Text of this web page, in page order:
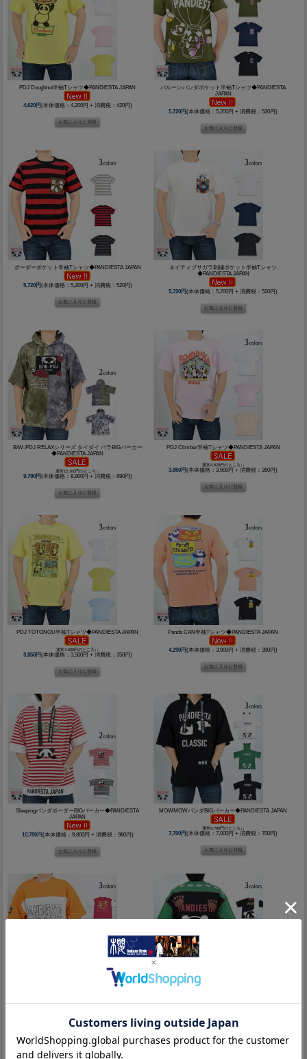
PDJ Doughnut半袖Tシャツ◆PANDIESTA JAPAN
4,620円(本体価格：4,200円 + 消費税：420円)
バルーンパンダポケット半袖Tシャツ◆PANDIESTA
JAPAN
5,720円(本体価格：5,200円 + 消費税：520円)
ボーダーポケット半袖Tシャツ◆PANDIESTA JAPAN
5,720円(本体価格：5,200円 + 消費税：520円)
ネイティブサガラ刺繍ポケット半袖Tシャツ
◆PANDIESTA JAPAN
5,720円(本体価格：5,200円 + 消費税：520円)
B/W-PDJ RELAXシリーズ タイダイ バラBIGパーカー
◆PANDIESTA JAPAN
通常12,100円のところ↓↓
9,790円(本体価格：8,900円 + 消費税：890円)
PDJ Climber半袖Tシャツ◆PANDIESTA JAPAN
通常4,620円のところ↓↓
3,850円(本体価格：3,500円 + 消費税：350円)
PDJ TOTONOU半袖Tシャツ◆PANDIESTA JAPAN
通常4,620円のところ↓↓
3,850円(本体価格：3,500円 + 消費税：350円)
Panda CAN半袖Tシャツ◆PANDIESTA JAPAN
4,290円(本体価格：3,900円 + 消費税：390円)
SleepingパンダボーダーBIGパーカー◆PANDIESTA
JAPAN
10,780円(本体価格：9,800円 + 消費税：980円)
MOWMOWパンダBIGパーカー◆PANDIESTA JAPAN
通常9,790円のところ↓↓
7,700円(本体価格：7,000円 + 消費税：700円)
6,930円 (本体価格：6,300円 + 消費税：630円)